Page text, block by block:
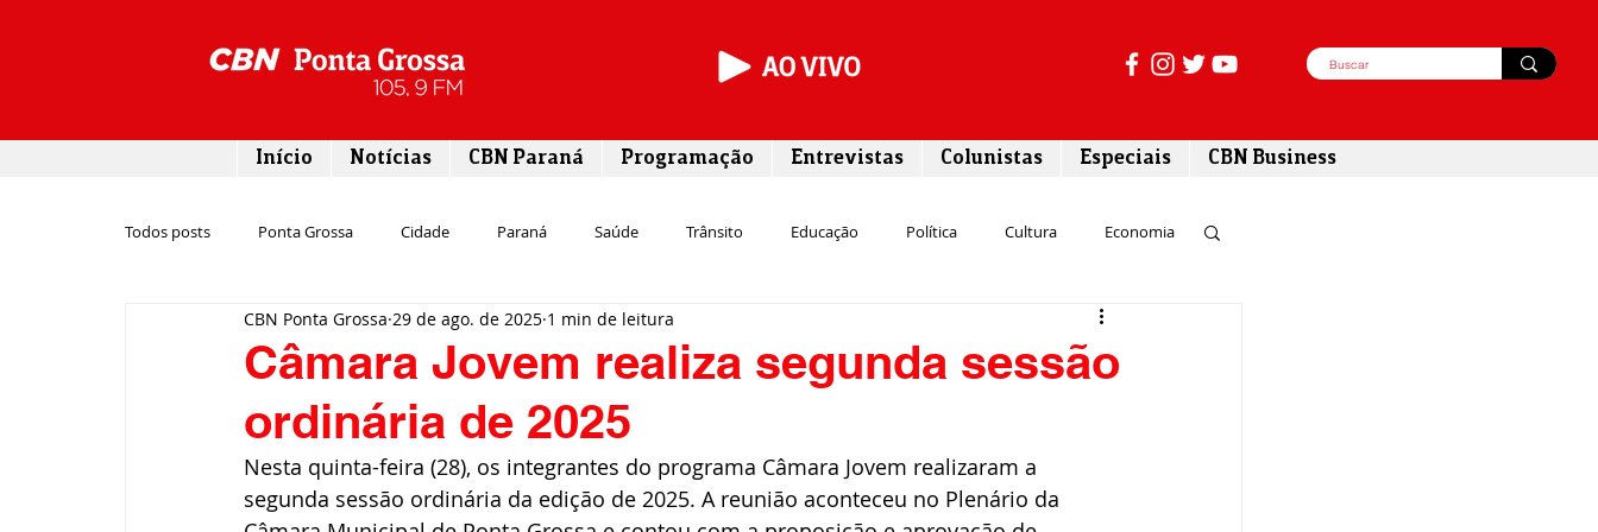
Início Notícias CBN Paraná Programação Entrevistas Colunistas Especiais CBN Business
Todos posts Ponta Grossa Cidade Paraná Saúde Trânsito Educação Política Cultura Economia
Emprego Campos Gerais Segurança Entrevista
Rodovias Agronegócio Meio ambiente
Transporte
Câmara Jovem realiza segunda sessão
ordinária de 2025
CBN Ponta Grossa 29 de ago. de 2025 1 min de leitura
Nesta quinta-feira (28), os integrantes do programa Câmara Jovem realizaram a
segunda sessão ordinária da edição de 2025. A reunião aconteceu no Plenário da